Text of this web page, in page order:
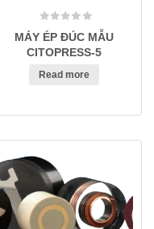
MÁY ÉP ĐÚC MẪU
CITOPRESS-5
Read more